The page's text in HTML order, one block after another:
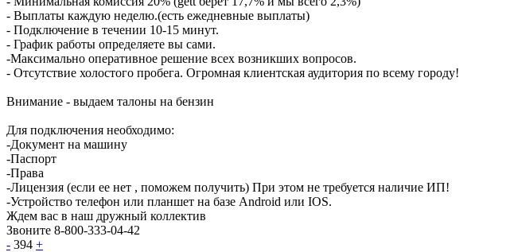
- Выплаты каждую неделю.(есть ежедневные выплаты)
- Подключение в течении 10-15 минут.
- График работы определяете вы сами.
-Максимально оперативное решение всех возникших вопросов.
- Отсутствие холостого пробега. Огромная клиентская аудитория по всему городу!
Внимание - выдаем талоны на бензин
Для подключения необходимо:
-Документ на машину
-Паспорт
-Права
-Лицензия (если ее нет , поможем получить) При этом не требуется наличие ИП!
-Устройство телефон или планшет на базе Android или IOS.
Ждем вас в наш дружный коллектив
Звоните 8-800-333-04-42
- 394 +